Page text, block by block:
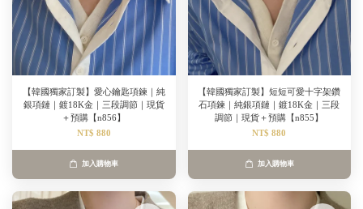
【韓國獨家訂製】愛心鑰匙項鍊｜純
銀項鏈｜鍍18K金｜三段調節｜現貨
＋預購【n856】
NT$ 880
加入購物車
【韓國獨家訂製】短短可愛十字架鑽
石項鍊｜純銀項鏈｜鍍18K金｜三段
調節｜現貨＋預購【n855】
NT$ 880
加入購物車